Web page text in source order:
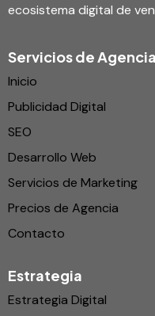
ecosistema digital de
Servicios de Agencia
Inicio
Publicidad Digital
SEO
Desarrollo Web
Servicios de Marketing
Precios de Agencia
Contacto
Estrategia
Estrategia Digital